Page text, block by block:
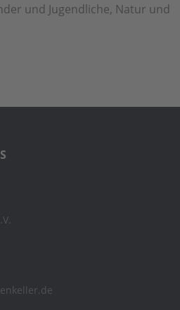
und Jugendliche, Natur und